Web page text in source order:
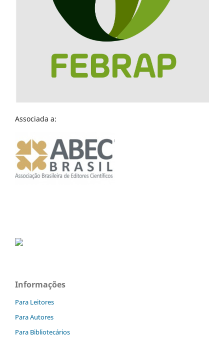
Associada a:
Informações
Para Leitores
Para Autores
Para Bibliotecários